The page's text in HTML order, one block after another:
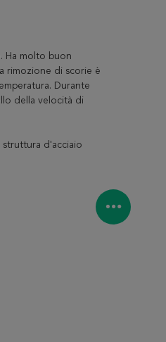
Ha molto buon
rimozione di scorie è
Durante
della velocità di
struttura d'acciaio